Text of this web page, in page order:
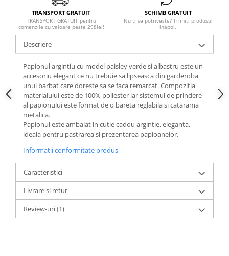
TRANSPORT GRATUIT
TRANSPORT GRATUIT pentru
comenzile cu valoare peste 298lei!
SCHIMB GRATUIT
Nu ti se potriveste? Trimiti produsul
inapoi.
Descriere
Papionul argintiu cu model paisley verde si albastru este un
accesoriu elegant ce nu trebuie sa lipseasca din garderoba
unui barbat care doreste sa se faca remarcat. Compozitia
materialului este de 100% poliester iar sistemul de prindere
al papionului este format de o bareta reglabila si catarama
metalica.
Papionul este ambalat in cutie cadou argintie, eleganta,
ideala pentru pastrarea si prezentarea papioanelor.
Informatii conformitate produs
Caracteristici
Livrare si retur
Review-uri(1)